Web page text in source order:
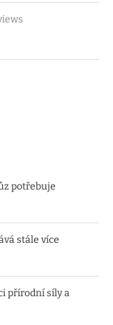
potřebuje
stále více
přírodní síly a